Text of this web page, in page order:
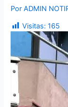
PorADMIN
Visitas: 165